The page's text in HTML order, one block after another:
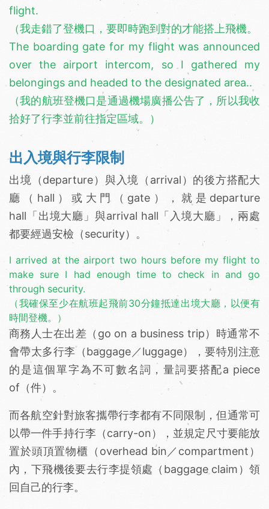
flight.
（我走錯了登機口，要即時跑到對的才能搭上飛機。
The boarding gate for my flight was announced
over the airport intercom, so I gathered my
belongings and headed to the designated area..
（我的航班登機口是通過機場廣播公告了，所以我收
拾好了行李並前往指定區域。）
出入境與行李限制
出境（departure）與入境（arrival）的後方搭配大
廳（hall）或大門（gate），就是departure
hall「出境大廳」與arrival hall「入境大廳」，兩處
都要經過安檢（security）。
I arrived at the airport two hours before my flight to
make sure I had enough time to check in and go
through security.
（我確保至少在航班起飛前30分鐘抵達出境大廳，以便有
時間登機。）
商務人士在出差（go on a business trip）時通常不
會帶太多行李（baggage／luggage），要特別注意
的是這個單字為不可數名詞，量詞要搭配a piece
of（件）。
而各航空針對旅客攜帶行李都有不同限制，但通常可
以帶一件手持行李（carry-on），並規定尺寸要能放
置於頭頂置物櫃（overhead bin／compartment）
內，下飛機後要去行李提領處（baggage claim）領
回自己的行李。